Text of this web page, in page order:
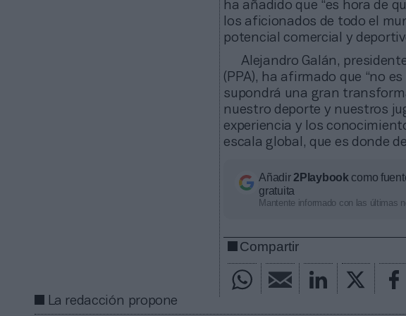
ha añadido que “es hora de
los aficionados de todo el
potencial comercial y
Alejandro Galán,
(PPA), ha afirmado que “no
supondrá una gran
nuestro deporte y nuestros
experiencia y los
escala global, que es donde
Añadir2Playbook como
gratuita
Mantente informado con las últimas
Compartir
La redacción propone